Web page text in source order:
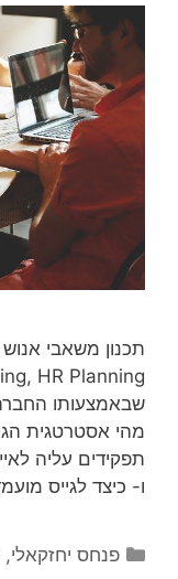
שבאמצעותו
מהי אסטרטגית
תפקידים עליה
ו- כיצד לגייס
קטגוריות
פנחס יחזקאלי,